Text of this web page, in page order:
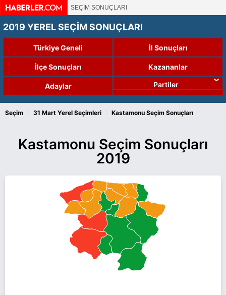
SEÇİM SONUÇLARI
2019 YEREL SEÇİM SONUÇLARI
Türkiye Geneli İl Sonuçları
İlçe Sonuçları Kazananlar
Adaylar Partiler
Seçim 31 Mart Yerel Seçimleri Kastamonu Seçim Sonuçları
Kastamonu Seçim Sonuçları
2019